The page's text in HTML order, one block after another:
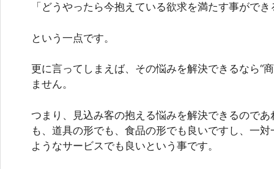
「どうやったら今抱えている欲求を満たす事ができ
という一点です。
更に言ってしまえば、その悩みを解決できるなら“
ません。
つまり、見込み客の抱える悩みを解決できるのであ
も、道具の形でも、食品の形でも良いですし、一
ようなサービスでも良いという事です。